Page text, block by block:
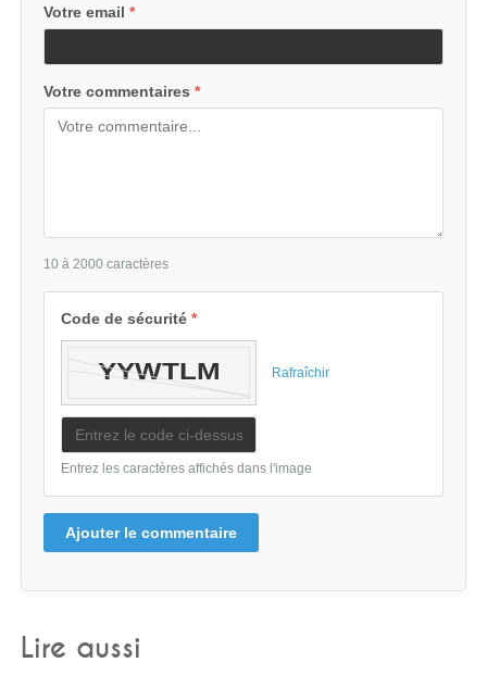
Votre email*
Votre commentaires*
10 à 2000 caractères
Code de sécurité*
Rafraîchir
Entrez les caractères affichés dans l'image
Ajouter le commentaire
Lire aussi